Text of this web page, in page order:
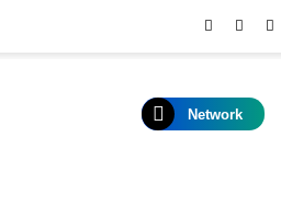
Network